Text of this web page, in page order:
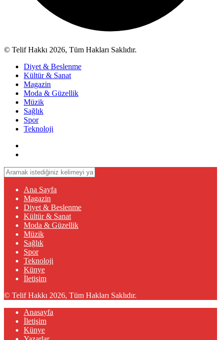
© Telif Hakkı 2026, Tüm Hakları Saklıdır.
Diyet & Beslenme
Kültür & Sanat
Magazin
Moda & Güzellik
Müzik
Sağlık
Spor
Teknoloji
Ana Sayfa
Magazin
Diyet & Beslenme
Kültür & Sanat
Moda & Güzellik
Müzik
Sağlık
Spor
Teknoloji
Künye
İletişim
© Telif Hakkı 2026, Tüm Hakları Saklıdır.
Anasayfa
İletişim
Künye